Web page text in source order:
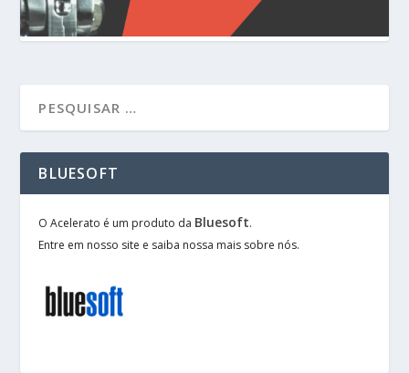
BLUESOFT
O Acelerato é um produto da Bluesoft.
Entre em nosso site e saiba nossa mais sobre nós.